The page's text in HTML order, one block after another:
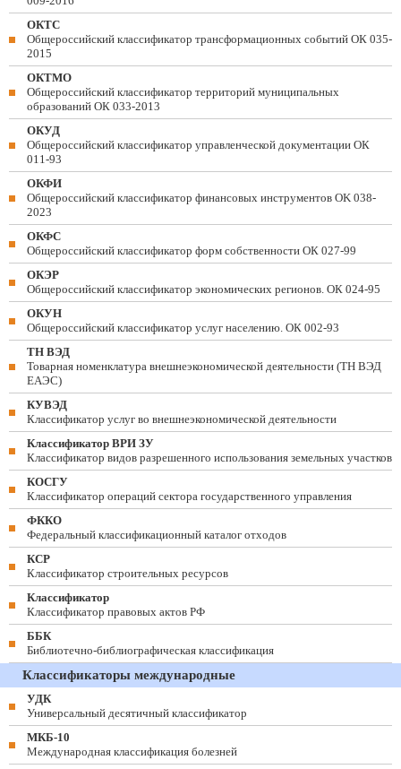
ОКТС
Общероссийский классификатор трансформационных событий ОК 035-
2015
ОКТМО
Общероссийский классификатор территорий муниципальных
образований ОК 033-2013
ОКУД
Общероссийский классификатор управленческой документации ОК
011-93
ОКФИ
Общероссийский классификатор финансовых инструментов OK 038-
2023
ОКФС
Общероссийский классификатор форм собственности ОК 027-99
ОКЭР
Общероссийский классификатор экономических регионов. ОК 024-95
ОКУН
Общероссийский классификатор услуг населению. ОК 002-93
ТН ВЭД
Товарная номенклатура внешнеэкономической деятельности (ТН ВЭД
ЕАЭС)
КУВЭД
Классификатор услуг во внешнеэкономической деятельности
Классификатор ВРИ ЗУ
Классификатор видов разрешенного использования земельных участков
КОСГУ
Классификатор операций сектора государственного управления
ФККО
Федеральный классификационный каталог отходов
КСР
Классификатор строительных ресурсов
Классификатор
Классификатор правовых актов РФ
ББК
Библиотечно-библиографическая классификация
Классификаторы международные
УДК
Универсальный десятичный классификатор
МКБ-10
Международная классификация болезней